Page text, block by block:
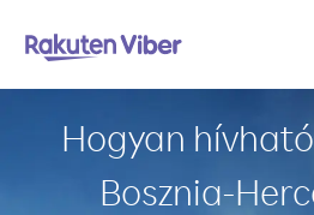
Hogyan
Bosznia-